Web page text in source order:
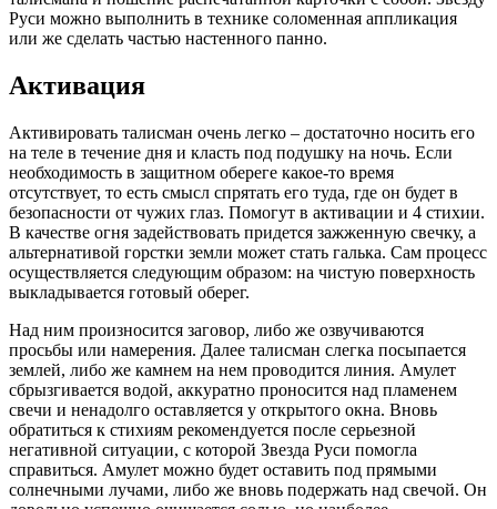
Руси можно выполнить в технике соломенная аппликация
или же сделать частью настенного панно.
Активация
Активировать талисман очень легко – достаточно носить его
на теле в течение дня и класть под подушку на ночь. Если
необходимость в защитном обереге какое-то время
отсутствует, то есть смысл спрятать его туда, где он будет в
безопасности от чужих глаз. Помогут в активации и 4 стихии.
В качестве огня задействовать придется зажженную свечку, а
альтернативой горстки земли может стать галька. Сам процесс
осуществляется следующим образом: на чистую поверхность
выкладывается готовый оберег.
Над ним произносится заговор, либо же озвучиваются
просьбы или намерения. Далее талисман слегка посыпается
землей, либо же камнем на нем проводится линия. Амулет
сбрызгивается водой, аккуратно проносится над пламенем
свечи и ненадолго оставляется у открытого окна. Вновь
обратиться к стихиям рекомендуется после серьезной
негативной ситуации, с которой Звезда Руси помогла
справиться. Амулет можно будет оставить под прямыми
солнечными лучами, либо же вновь подержать над свечой. Он